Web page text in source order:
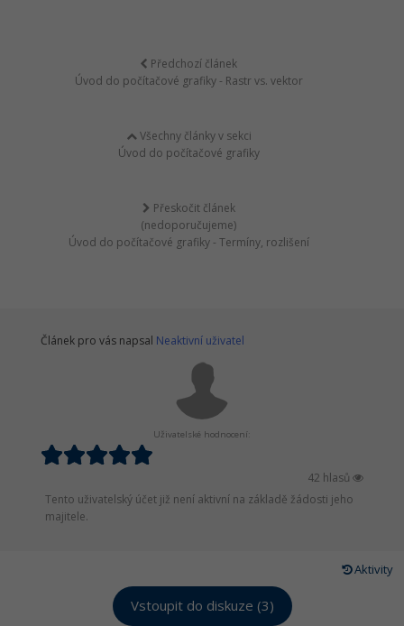
Předchozí článek
Úvod do počítačové grafiky - Rastr vs. vektor
Všechny články v sekci
Úvod do počítačové grafiky
Přeskočit článek
(nedoporučujeme)
Úvod do počítačové grafiky - Termíny, rozlišení
Článek pro vás napsal Neaktivní uživatel
Uživatelské hodnocení:
42 hlasů
Tento uživatelský účet již není aktivní na základě žádosti jeho
majitele.
Aktivity
Vstoupit do diskuze (3)